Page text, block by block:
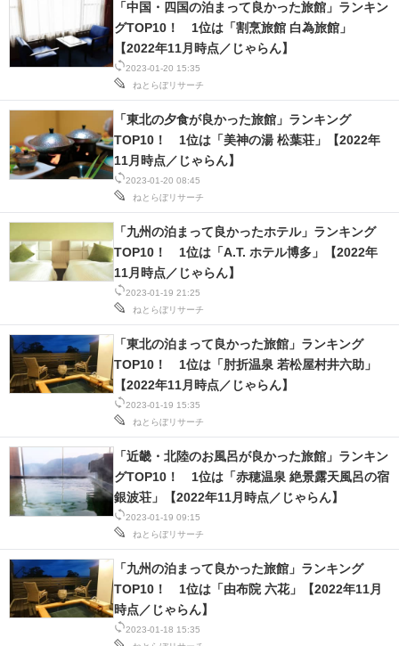
2023-01-20 15:35
ねとらぼリサーチ
「中国・四国の泊まって良かった旅館」ランキン
グTOP10！ 1位は「割烹旅館 白為旅館」
【2022年11月時点／じゃらん】
2023-01-20 08:45
ねとらぼリサーチ
「東北の夕食が良かった旅館」ランキング
TOP10！ 1位は「美神の湯 松葉荘」【2022年
11月時点／じゃらん】
2023-01-19 21:25
ねとらぼリサーチ
「九州の泊まって良かったホテル」ランキング
TOP10！ 1位は「A.T. ホテル博多」【2022年
11月時点／じゃらん】
2023-01-19 15:35
ねとらぼリサーチ
「東北の泊まって良かった旅館」ランキング
TOP10！ 1位は「肘折温泉 若松屋村井六助」
【2022年11月時点／じゃらん】
2023-01-19 09:15
ねとらぼリサーチ
「近畿・北陸のお風呂が良かった旅館」ランキン
グTOP10！ 1位は「赤穂温泉 絶景露天風呂の宿
銀波荘」【2022年11月時点／じゃらん】
2023-01-18 15:35
「九州の泊まって良かった旅館」ランキング
TOP10！ 1位は「由布院 六花」【2022年11月
時点／じゃらん】